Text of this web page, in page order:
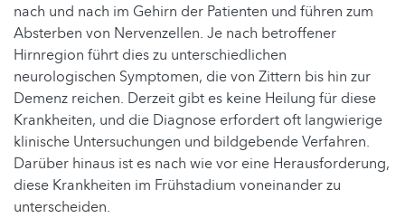
nach und nach im Gehirn der Patienten und führen zum
Absterben von Nervenzellen. Je nach betroffener
Hirnregion führt dies zu unterschiedlichen
neurologischen Symptomen, die von Zittern bis hin zur
Demenz reichen. Derzeit gibt es keine Heilung für diese
Krankheiten, und die Diagnose erfordert oft langwierige
klinische Untersuchungen und bildgebende Verfahren.
Darüber hinaus ist es nach wie vor eine Herausforderung,
diese Krankheiten im Frühstadium voneinander zu
unterscheiden.